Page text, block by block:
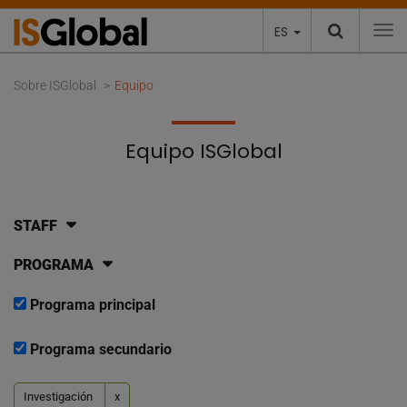
ES
Sobre ISGlobal Equipo
Equipo ISGlobal
STAFF
PROGRAMA
Programa principal
Programa secundario
Investigación x